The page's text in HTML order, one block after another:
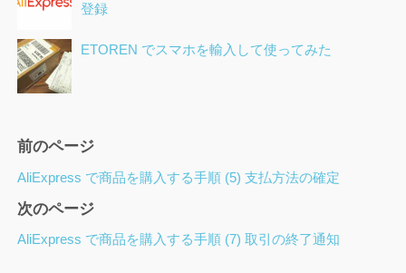
登録
ETOREN でスマホを輸入して使ってみた
ペ
ー
ナ
ビ
前のページ
AliExpress で商品を購入する手順 (5) 支払方法の確定
次のページ
AliExpress で商品を購入する手順 (7) 取引の終了通知